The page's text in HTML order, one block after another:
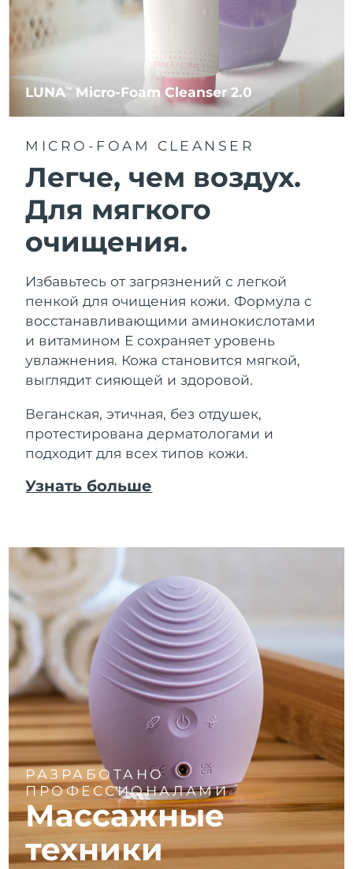
LUNATM Micro-Foam Cleanser 2.0
MICRO-FOAM CLEANSER
Легче, чем воздух.
Для мягкого
очищения.
Избавьтесь от загрязнений с легкой
пенкой для очищения кожи. Формула с
восстанавливающими аминокислотами
и витамином Е сохраняет уровень
увлажнения. Кожа становится мягкой,
выглядит сияющей и здоровой.
Веганская, этичная, без отдушек,
протестирована дерматологами и
подходит для всех типов кожи.
Узнать больше
РАЗРАБОТАНО
ПРОФЕССИОНАЛАМИ
Массажные
техники